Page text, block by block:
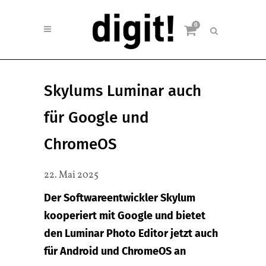
0
Skylums Luminar auch
für Google und
ChromeOS
22. Mai 2025
Der Softwareentwickler Skylum
kooperiert mit Google und bietet
den Luminar Photo Editor jetzt auch
für Android und ChromeOS an